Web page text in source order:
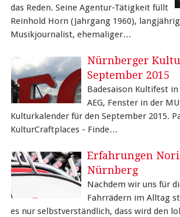
das Reden. Seine Agentur-Tätigkeit füllt
Reinhold Horn (Jahrgang 1960),
Musikjournalist, ehemaliger…
Nürnberger
September 2015
Badesaison Kultifest
AEG, Fenster in der
Kulturkalender für den September 2015.
KulturCraftplaces - Finde…
Erfahrungen
Nürnberg
Nachdem wir uns für
Fahrrädern im Alltag
es nur selbstverständlich, dass wird den